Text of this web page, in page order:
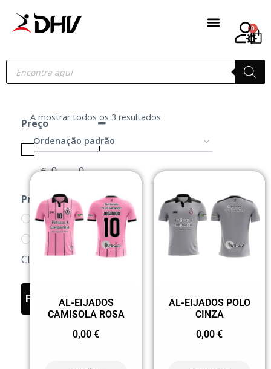
0
Preço
€ -
Produtos
AL-EIJADOS
LOJA DOS
CLUBES
FILTER
A mostrar todos os 3 resultados
AL-EIJADOS
CAMISOLA ROSA
0,00 €
AL-EIJADOS POLO
CINZA
0,00 €